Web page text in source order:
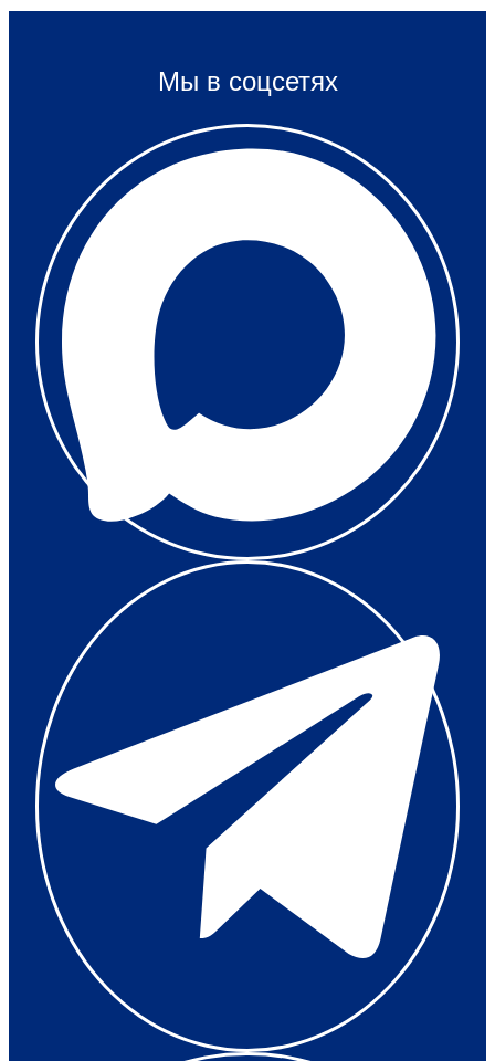
Мы в соцсетях